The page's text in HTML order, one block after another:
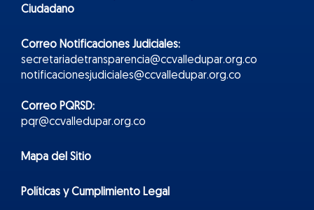
Ciudadano
Correo Notificaciones Judiciales:
secretariadetransparencia@ccvalledupar.org.co
notificacionesjudiciales@ccvalledupar.org.co
Correo PQRSD:
pqr@ccvalledupar.org.co
Mapa del Sitio
Políticas y Cumplimiento Legal